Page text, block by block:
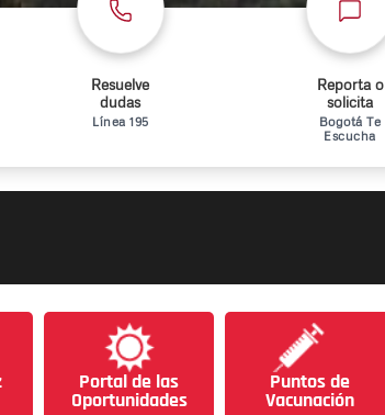
Resuelve
dudas
Línea 195
Reporta o
solicita
Bogotá Te
Escucha
Portal de las
Oportunidades
Puntos de
Vacunación